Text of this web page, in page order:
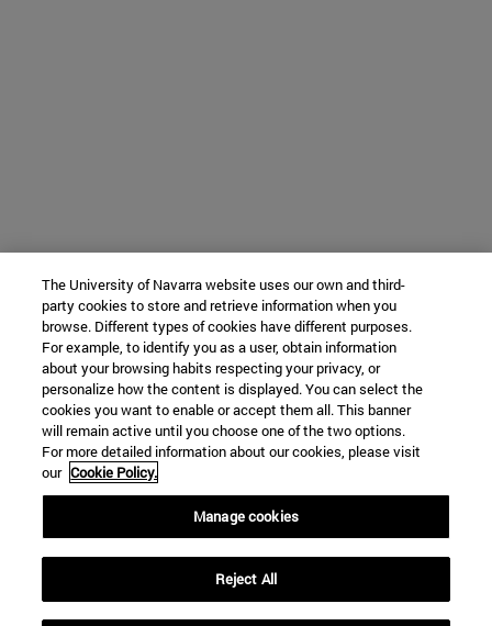
The University of Navarra website uses our own and third-
party cookies to store and retrieve information when you
browse. Different types of cookies have different purposes.
For example, to identify you as a user, obtain information
about your browsing habits respecting your privacy, or
personalize how the content is displayed. You can select the
cookies you want to enable or accept them all. This banner
will remain active until you choose one of the two options.
For more detailed information about our cookies, please visit
our Cookie Policy.
Manage cookies
Reject All